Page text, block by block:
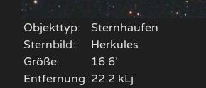
Objekttyp:
Sternhaufen
Sternbild:
Herkules
Größe:
16.6'
Entfernung: 22.2 kLj